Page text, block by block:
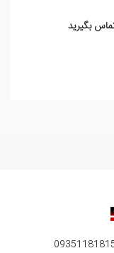
بگیرید